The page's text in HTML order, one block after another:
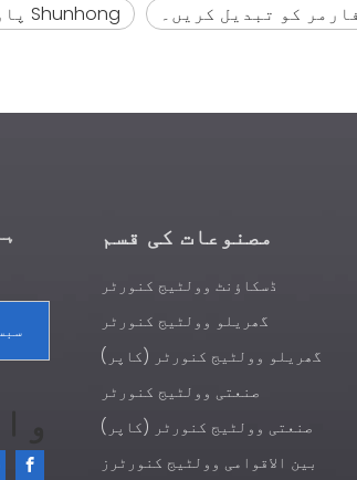
Shunhong پاور تبدیل کو تبدیل کریں۔
مصنوعات کی قسم
ڈسکاؤنٹ وولٹیج کنورٹر
گھریلو وولٹیج کنورٹر
گھریلو وولٹیج کنورٹر (کاپر)
صنعتی وولٹیج کنورٹر
صنعتی وولٹیج کنورٹر (کاپر)
بین الاقوامی وولٹیج کنورٹرز